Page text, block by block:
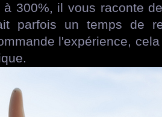
à 300%, il vous raconte
parfois un temps de
l'expérience,